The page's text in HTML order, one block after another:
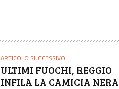
ARTICOLO SUCCESSIVO
ULTIMI FUOCHI, REGGIO
INFILA LA CAMICIA NERA